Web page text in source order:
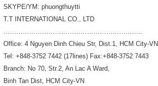
SKYPE/YM: phuongthuytti
T.T INTERNATIONAL CO., LTD
………………………………………………………..
Office: 4 Nguyen Dinh Chieu Str, Dist.1, HCM City-VN
Tel: +848-3752 7442 (17lines) Fax:+848-3752 7443
Branch: No 70, Str.2, An Lac A Ward,
Binh Tan Dist, HCM City-VN